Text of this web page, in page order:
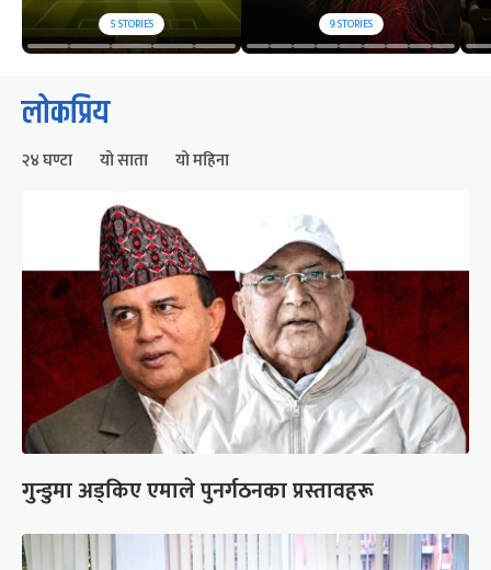
5STORIES 9STORIES
लोकप्रिय
२४ घण्टा यो साता यो महिना
गुन्डुमा अड्किए एमाले पुनर्गठनका प्रस्तावहरू